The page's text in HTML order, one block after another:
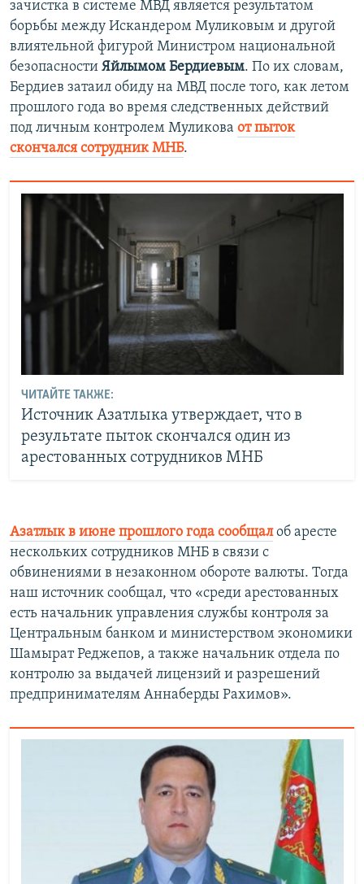
зачистка в системе МВД является результатом
борьбы между Искандером Муликовым и другой
влиятельной фигурой Министром национальной
безопасности Яйлымом Бердиевым. По их словам,
Бердиев затаил обиду на МВД после того, как летом
прошлого года во время следственных действий
под личным контролем Муликова от пыток
скончался сотрудник МНБ.
ЧИТАЙТЕ ТАКЖЕ:
Источник Азатлыка утверждает, что в
результате пыток скончался один из
арестованных сотрудников МНБ
Азатлык в июне прошлого года сообщалоб аресте
нескольких сотрудников МНБ в связи с
обвинениями в незаконном обороте валюты. Тогда
наш источник сообщал, что «среди арестованных
есть начальник управления службы контроля за
Центральным банком и министерством экономики
Шамырат Реджепов, а также начальник отдела по
контролю за выдачей лицензий и разрешений
предпринимателям Аннаберды Рахимов».